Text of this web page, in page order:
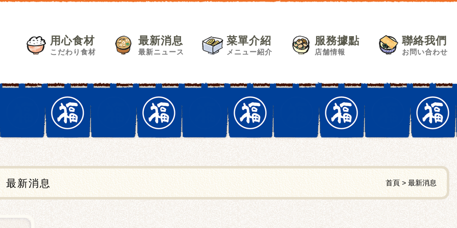
用心食材
こだわり食材
最新消息
最新ニュース
菜單介紹
メニュー紹介
服務據點
店舗情報
聯絡我們
お問い合わせ
首頁 最新消息
最新消息